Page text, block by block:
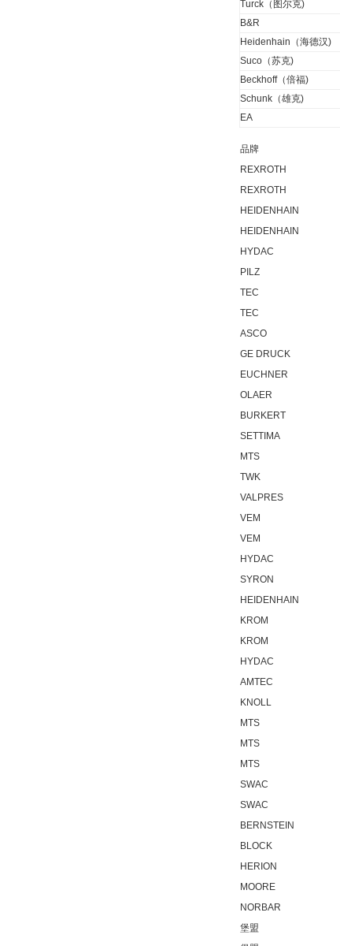
Turck（图尔克)
B&R
Heidenhain（海德汉)
Suco（苏克)
Beckhoff（倍福)
Schunk（雄克)
EA
品牌
REXROTH
REXROTH
HEIDENHAIN
HEIDENHAIN
HYDAC
PILZ
TEC
TEC
ASCO
GE DRUCK
EUCHNER
OLAER
BURKERT
SETTIMA
MTS
TWK
VALPRES
VEM
VEM
HYDAC
SYRON
HEIDENHAIN
KROM
KROM
HYDAC
AMTEC
KNOLL
MTS
MTS
MTS
SWAC
SWAC
BERNSTEIN
BLOCK
HERION
MOORE
NORBAR
堡盟